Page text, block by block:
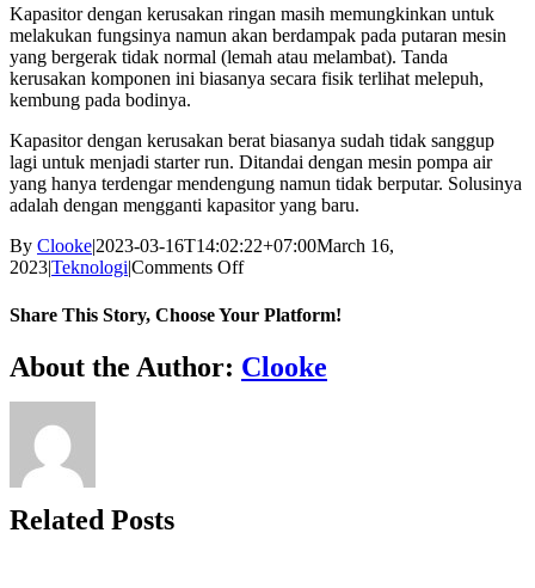
Kapasitor dengan kerusakan ringan masih memungkinkan untuk
melakukan fungsinya namun akan berdampak pada putaran mesin
yang bergerak tidak normal (lemah atau melambat). Tanda
kerusakan komponen ini biasanya secara fisik terlihat melepuh,
kembung pada bodinya.
Kapasitor dengan kerusakan berat biasanya sudah tidak sanggup
lagi untuk menjadi starter run. Ditandai dengan mesin pompa air
yang hanya terdengar mendengung namun tidak berputar. Solusinya
adalah dengan mengganti kapasitor yang baru.
By Clooke|2023-03-16T14:02:22+07:00March 16,
2023|Teknologi|Comments Offon
Masalah
Mesin
Pompa
Share This Story, Choose Your Platform!
Facebook
Twitter
Reddit
LinkedIn
WhatsApp
Tumblr
Pinterest
Vk
Xing
Email
About the Author: Clooke
Related Posts